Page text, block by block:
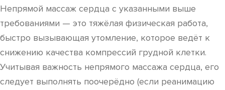
Непрямой массаж сердца с указанными выше
требованиями — это тяжёлая физическая работа,
быстро вызывающая утомление, которое ведёт к
снижению качества компрессий грудной клетки.
Учитывая важность непрямого массажа сердца, его
следует выполнять поочерёдно (если реанимацию